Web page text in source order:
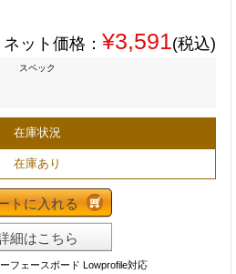
ネット価格： ¥3,591(税込)
スペック
在庫状況
在庫あり
トに入れる
細はこちら
フェースボード Lowprofile対応